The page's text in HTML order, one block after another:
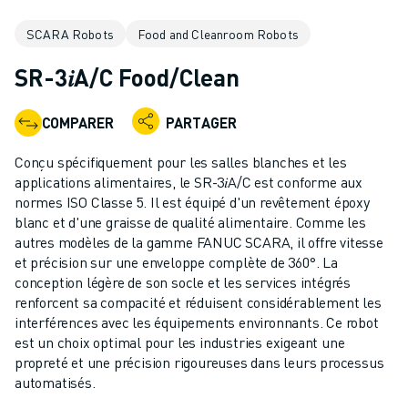
ROBOTS COLLABORATIFS
CONTRÔLEURS DE ROBOTS
ACCESSOIRES POUR ROBOTS
LOGICIEL ROBOT
LOGICIEL DE SIMULATION
PRODUITS DE ROBOTIQUE ÉDUCATIVE
AUTOMATISATION DES ROBOTS
ROBOTS DE SOUDAGE À L'ARC
ROBOTS ARTICULÉS
SÉRIE ARC MATE
SÉRIE M-900
ROBOTS DELTA
ROBOTS POUR L'ALIMENTATION ET LES SALLES BLANCHES
ROBOTS DE PEINTURE
ROBOTS PALETTISEURS
SCARA Robots Food and Cleanroom Robots
SR-3𝑖A/C Food/Clean
COMPARER PARTAGER
Conçu spécifiquement pour les salles blanches et les
applications alimentaires, le SR-3𝑖A/C est conforme aux
normes ISO Classe 5. Il est équipé d'un revêtement époxy
blanc et d'une graisse de qualité alimentaire. Comme les
autres modèles de la gamme FANUC SCARA, il offre vitesse
et précision sur une enveloppe complète de 360°. La
conception légère de son socle et les services intégrés
renforcent sa compacité et réduisent considérablement les
interférences avec les équipements environnants. Ce robot
est un choix optimal pour les industries exigeant une
propreté et une précision rigoureuses dans leurs processus
automatisés.